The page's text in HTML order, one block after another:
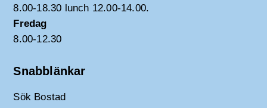
8.00-18.30 lunch 12.00-14.00.
Fredag
8.00-12.30
Snabblänkar
Sök Bostad